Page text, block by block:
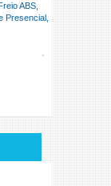
ABS,
Presencial,